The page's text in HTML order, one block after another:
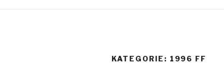
KATEGORIE: 1996 FF